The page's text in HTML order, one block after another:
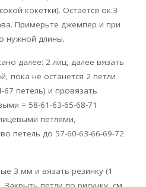
кокетки). Остается ок.3
Примерьте джемпер и при
нужной длины.
далее: 2 лиц, далее вязать
пока не останется 2 петли
67 петель) и провязать
= 58-61-63-65-68-71
петлями,
петель до 57-60-63-66-69-72
3 мм и вязать резинку (1